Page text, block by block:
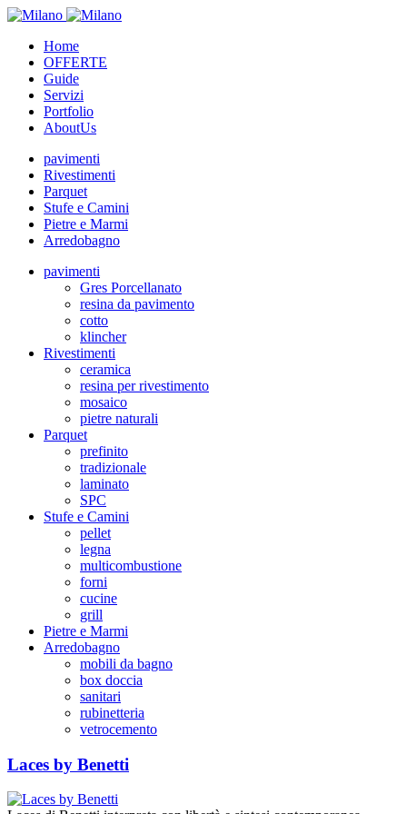
Home
OFFERTE
Guide
Servizi
Portfolio
AboutUs
pavimenti
Rivestimenti
Parquet
Stufe e Camini
Pietre e Marmi
Arredobagno
pavimenti
Gres Porcellanato
resina da pavimento
cotto
klincher
Rivestimenti
ceramica
resina per rivestimento
mosaico
pietre naturali
Parquet
prefinito
tradizionale
laminato
SPC
Stufe e Camini
pellet
legna
multicombustione
forni
cucine
grill
Pietre e Marmi
Arredobagno
mobili da bagno
box doccia
sanitari
rubinetteria
vetrocemento
Laces by Benetti